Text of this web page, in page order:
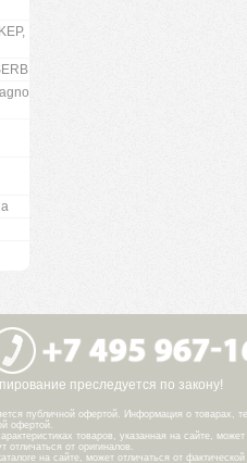
преследуется по закону!
публичной офертой. Информация о товарах,
офертой.
товаров, указанная на сайте,
отличаться от оригиналов.
на сайте, может отличаться от